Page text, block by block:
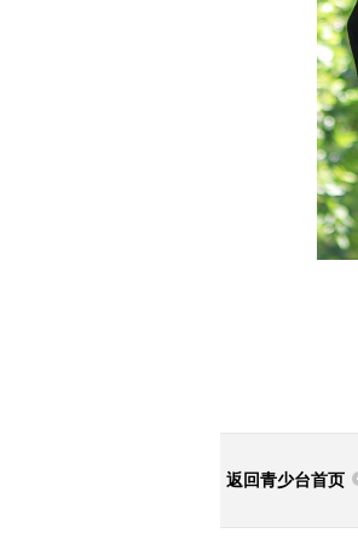
返回青少台首页